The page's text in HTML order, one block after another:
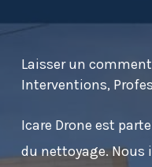
Laisser un
Interventions,
Icare Drone est
du nettoyage. Nous